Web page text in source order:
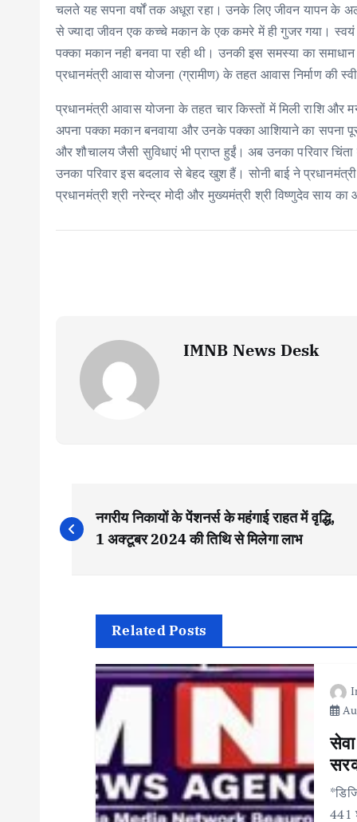
चलते यह सपना वर्षों तक अधूरा रहा। उनके लिए जीवन यापन के
से ज्यादा जीवन एक कच्चे मकान के एक कमरे में ही गुजर गया। स्वयं
पक्का मकान नही बनवा पा रही थी। उनकी इस समस्या का
प्रधानमंत्री आवास योजना (ग्रामीण) के तहत आवास निर्माण की
प्रधानमंत्री आवास योजना के तहत चार किस्तों में मिली राशि
अपना पक्का मकान बनवाया और उनके पक्का आशियाने का
और शौचालय जैसी सुविधाएं भी प्राप्त हुईं। अब उनका परिवार
उनका परिवार इस बदलाव से बेहद खुश हैं। सोनी बाई ने
प्रधानमंत्री श्री नरेन्द्र मोदी और मुख्यमंत्री श्री विष्णुदेव साय का
IMNB News Desk
P
o
नगरीय निकायों के पेंशनर्स के महंगाई राहत में वृद्धि,
1 अक्टूबर 2024 की तिथि से मिलेगा लाभ
Related Posts
441